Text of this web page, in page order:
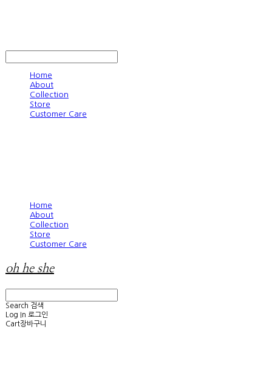
Home
About
Collection
Store
Customer Care
Home
About
Collection
Store
Customer Care
oh he she
Search 검색
Log In 로그인
Cart장바구니